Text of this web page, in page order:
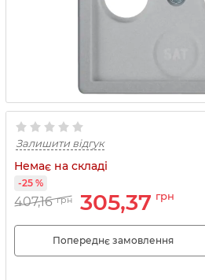
Залишити відгук
Немає на складі
407,16 грн 305,37 грн
-25 %
Попереднє замовлення